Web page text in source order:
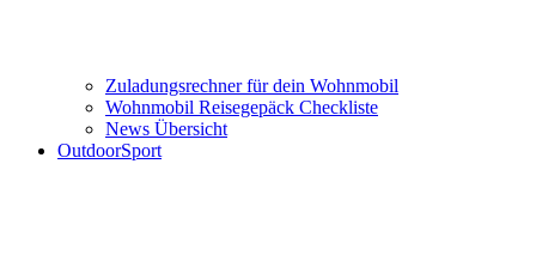
Zuladungsrechner für dein Wohnmobil
Wohnmobil Reisegepäck Checkliste
News Übersicht
OutdoorSport